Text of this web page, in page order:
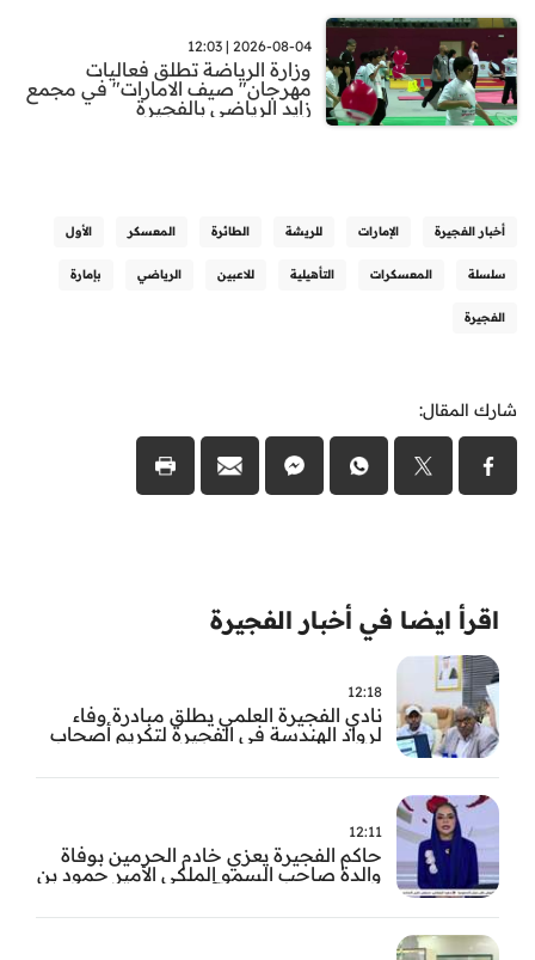
2026-08-04 | 12:03
وزارة الرياضة تطلق فعاليات
مهرجان" صيف الامارات" في مجمع
زايد الرياضي بالفجيرة
أخبار الفجيرة الإمارات للريشة الطائرة المعسكر الأول
سلسلة المعسكرات التأهيلية للاعبين الرياضي بإمارة
الفجيرة
شارك المقال:
اقرأ ايضا في أخبار الفجيرة
12:18
نادي الفجيرة العلمي يطلق مبادرة وفاء
لرواد الهندسة في الفجيرة لتكريم أصحاب
12:11
حاكم الفجيرة يعزي خادم الحرمين بوفاة
والدة صاحب السمو الملكي الأمير حمود بن